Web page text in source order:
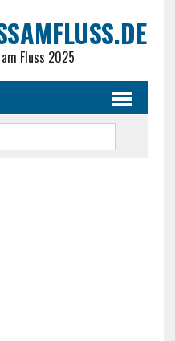
Fluss 2025